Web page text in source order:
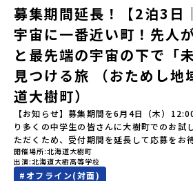
「参加者向け事前オンライン研修」をご案
加をお願いします。【集合場所・時間】7
駅※12：00までにJR有田駅に到着する便で
所・時間】7月5日(日) 13：00頃 JR有田駅
学3年生【宿泊先】ありこや（佐賀県西松
留学生が活用している宿泊施設（シェアハ
宿泊いただく予定です。 【旅行代金】無料
用のうち、以下の内容が無料となります：
グラム内のアクティビティ・体験費用・一
参加者のご負担となります・集合場所まで
や自由時間の個人飲食費などの個人的費用
申し込み多数の場合は抽選の上決定）【参
数の場合は、締め切り後1週間を目途に当落
す。【申し込み受付期間】5月7日(木)12：
本一の広さを誇る「すずらん」が咲く花畑
ごす放牧地。日本一の清流に選ばれたこと
スが泳ぐ「沙流川（さるがわ）」。他の地
い圧倒的スケールの自然を味わうことがで
（みなもとのよしつね）とも縁が深いとさ
祀った神社や公園などが存在し、アイヌ民
る瞬間を肌で体感できる町です。北の大地
化」とは？「アイヌ」の文化は北海道を中
住民族である「アイヌ民族」によって大切
す。日本語とは異なる響きを持つ「アイヌ
る物に「魂」が宿ると考える「精神文化」
どに踊られる「古式舞踊」、独特の文様に
木彫り等の工芸など、ユニークな文化が存
は、人間のまわりに存在する生き物や自然
募集期間延長！【2泊3日
宇宙に一番近い町！先人
と最先端の宇宙の下で「
見つける旅 （おためし
道大樹町）
【お知らせ】募集期間を6月4日（木）
り多くの中学生の皆さんに大樹町でのお試
ただくため、受付期間を延長して応募をお
し込みのタイミングを逃してしまった」と
ひ一歩踏み出してみませんか？※都合によ
がございます。お早目にご応募くださ
開催場所 北海道大樹町
出演 北海道大樹高等学校
#オフライン(対面)